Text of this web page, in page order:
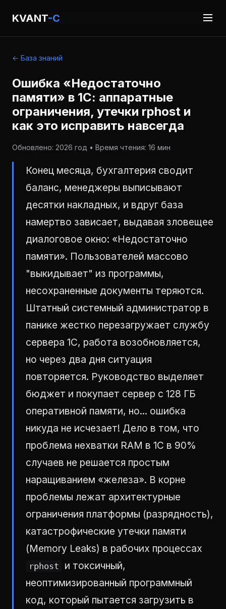
KVANT-C
← База знаний
Ошибка «Недостаточно
памяти» в 1С: аппаратные
ограничения, утечки rphost и
как это исправить навсегда
Обновлено: 2026 год • Время чтения: 16 мин
Конец месяца, бухгалтерия сводит
баланс, менеджеры выписывают
десятки накладных, и вдруг база
намертво зависает, выдавая зловещее
диалоговое окно: «Недостаточно
памяти». Пользователей массово
"выкидывает" из программы,
несохраненные документы теряются.
Штатный системный администратор в
панике жестко перезагружает службу
сервера 1С, работа возобновляется,
но через два дня ситуация
повторяется. Руководство выделяет
бюджет и покупает сервер с 128 ГБ
оперативной памяти, но... ошибка
никуда не исчезает! Дело в том, что
проблема нехватки RAM в 1С в 90%
случаев не решается простым
наращиванием «железа». В корне
проблемы лежат архитектурные
ограничения платформы (разрядность),
катастрофические утечки памяти
(Memory Leaks) в рабочих процессах
rphost
и токсичный,
неоптимизированный программный
код, который пытается загрузить в